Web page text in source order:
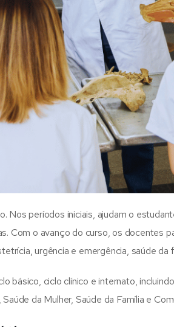
períodos iniciais, ajudam o
Com o avanço do curso, os docentes
urgência e emergência, saúde da
básico, ciclo clínico e internato,
da Mulher, Saúde da Família e